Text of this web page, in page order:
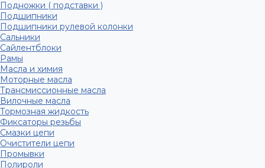
Подножки ( подставки )
Подшипники
Подшипники рулевой колонки
Сальники
Сайлентблоки
Рамы
Масла и химия
Моторные масла
Трансмиссионные масла
Вилочные масла
Тормозная жидкость
Фиксаторы резьбы
Смазки цепи
Очистители цепи
Промывки
Полироли